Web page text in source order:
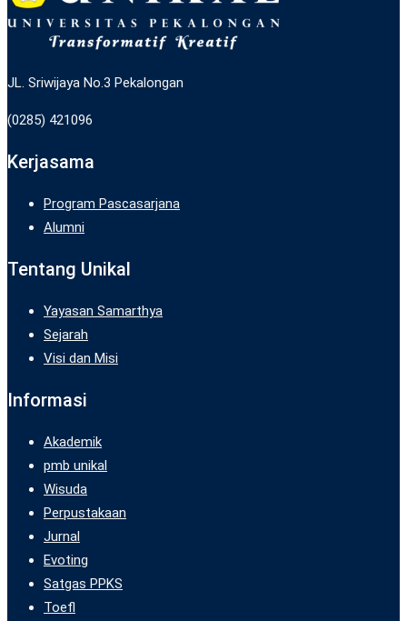
JL. Sriwijaya No.3 Pekalongan
(0285) 421096
Kerjasama
Program Pascasarjana
Alumni
Tentang Unikal
Yayasan Samarthya
Sejarah
Visi dan Misi
Informasi
Akademik
pmb unikal
Wisuda
Perpustakaan
Jurnal
Evoting
Satgas PPKS
Toefl